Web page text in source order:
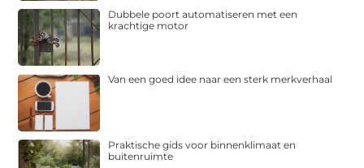
Dubbele poort automatiseren met een
krachtige motor
Van een goed idee naar een sterk merkverhaal
Praktische gids voor binnenklimaat en
buitenruimte